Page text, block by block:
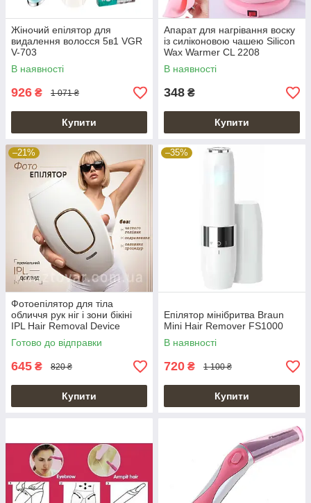
Жіночий епілятор для
видалення волосся 5в1 VGR
V-703
В наявності
926 ₴ 1 071 ₴
Купити
Апарат для нагрівання воску
із силіконовою чашею Silicon
Wax Warmer CL 2208
В наявності
348 ₴
Купити
–21%
Фотоепілятор для тіла
обличчя рук ніг і зони бікіні
IPL Hair Removal Device
Готово до відправки
645 ₴ 820 ₴
Купити
–35%
Епілятор мінібритва Braun
Mini Hair Remover FS1000
В наявності
720 ₴ 1 100 ₴
Купити